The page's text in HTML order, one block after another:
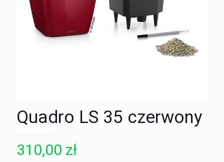
Quadro LS 35 czerwony
310,00 zł